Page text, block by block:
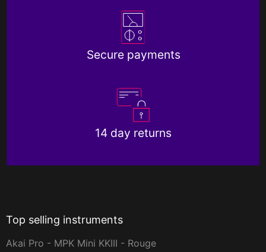
Secure payments
14 day returns
Top selling instruments
Akai Pro - MPK Mini KKIII - Rouge